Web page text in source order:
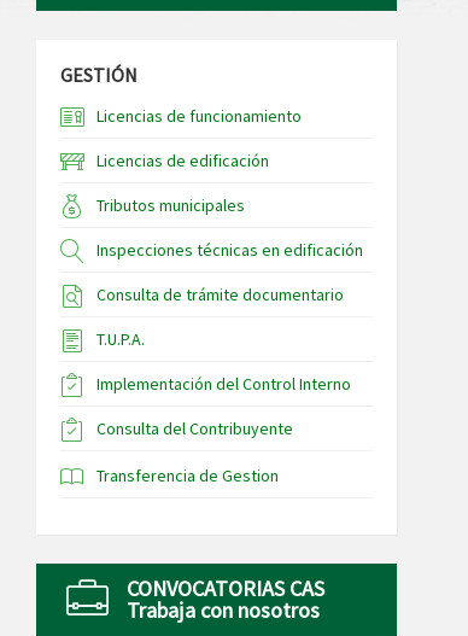
GESTIÓN
Licencias de funcionamiento
Licencias de edificación
Tributos municipales
Inspecciones técnicas en edificación
Consulta de trámite documentario
T.U.P.A.
Implementación del Control Interno
Consulta del Contribuyente
Transferencia de Gestion
CONVOCATORIAS CAS
Trabaja con nosotros